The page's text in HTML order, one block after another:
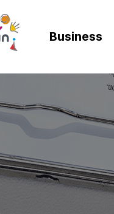
Business
템
폼
WRMS
WDMS
Business Synergy
고객 만족도
사업 확장 및
통합 관리 및
모빌리티
디지털
프로세
효율적